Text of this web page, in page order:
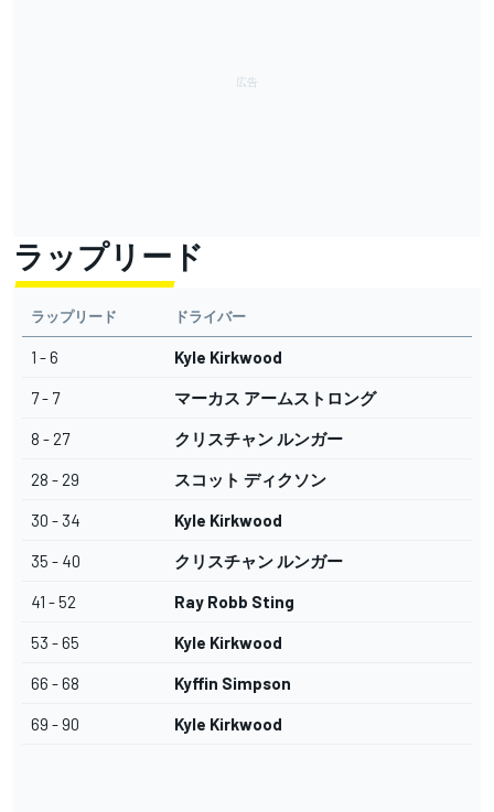
ラップリード
ラップリード ドライバー
1 - 6 Kyle Kirkwood
7 - 7 マーカス アームストロング
8 - 27 クリスチャン ルンガー
28 - 29 スコット ディクソン
30 - 34 Kyle Kirkwood
35 - 40 クリスチャン ルンガー
41 - 52 Ray Robb Sting
53 - 65 Kyle Kirkwood
66 - 68 Kyffin Simpson
69 - 90 Kyle Kirkwood